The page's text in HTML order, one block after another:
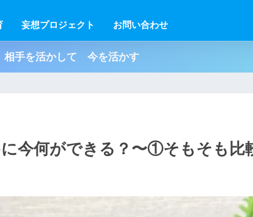
妄想プロジェクト お問い合わせ
手を活かして 今を活かす
今何ができる？〜①そもそも比